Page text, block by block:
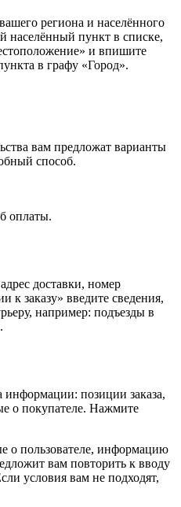
региона и населённого
населённый пункт в списке,
и впишите
в графу «Город».
вам предложат варианты
способ.
оплаты.
доставки, номер
к заказу» введите сведения,
например: подъезды в
информации: позиции заказа,
о покупателе. Нажмите
о пользователе, информацию
вам повторить к вводу
условия вам не подходят,